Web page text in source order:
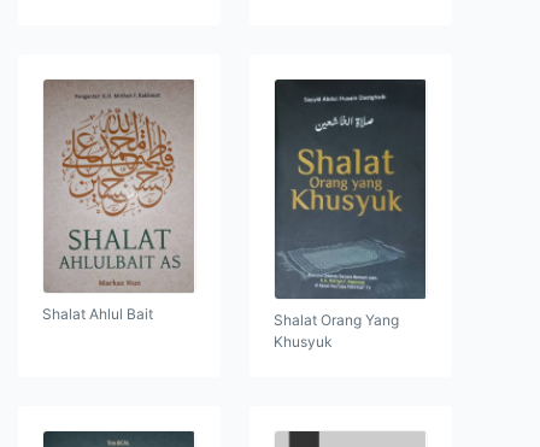
Shalat Ahlul Bait
Shalat Orang Yang
Khusyuk